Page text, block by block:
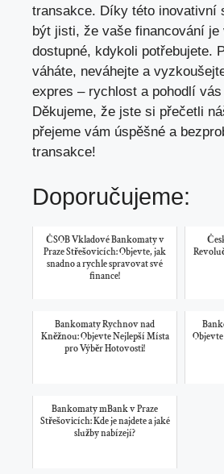
transakce. Díky této inovativní
být jisti, že vaše financování je
dostupné, kdykoli potřebujete.
váháte, neváhejte a
expres – rychlost a pohodlí
Děkujeme, že jste si přečetli
přejeme vám úspěšné a
transakce!
Doporučujeme:
ČSOB Vkladové Bankomaty v
Praze Střešovicích: Objevte, jak
snadno a rychle spravovat své
finance!
Bankomaty Rychnov nad
Kněžnou: Objevte Nejlepší Místa
pro Výběr Hotovosti!
Bankomaty mBank v Praze
Střešovicích: Kde je najdete a jaké
služby nabízejí?